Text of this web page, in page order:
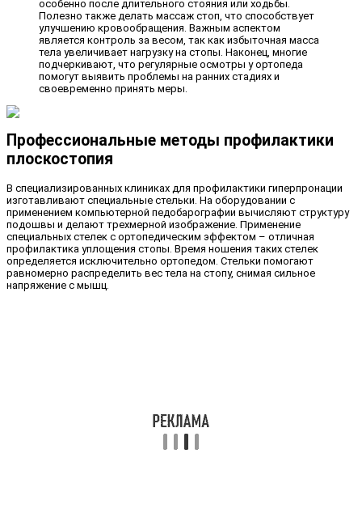
особенно после длительного стояния или ходьбы.
Полезно также делать массаж стоп, что способствует
улучшению кровообращения. Важным аспектом
является контроль за весом, так как избыточная масса
тела увеличивает нагрузку на стопы. Наконец, многие
подчеркивают, что регулярные осмотры у ортопеда
помогут выявить проблемы на ранних стадиях и
своевременно принять меры.
Профессиональные методы профилактики
плоскостопия
В специализированных клиниках для профилактики гиперпронации
изготавливают специальные стельки. На оборудовании с
применением компьютерной педобарографии вычисляют структуру
подошвы и делают трехмерной изображение. Применение
специальных стелек с ортопедическим эффектом – отличная
профилактика уплощения стопы. Время ношения таких стелек
определяется исключительно ортопедом. Стельки помогают
равномерно распределить вес тела на стопу, снимая сильное
напряжение с мышц.